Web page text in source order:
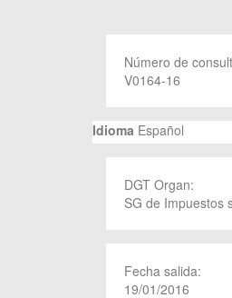
Número de
V0164-16
Idioma Español
DGT Organ:
SG de Impuestos
Fecha salida:
19/01/2016